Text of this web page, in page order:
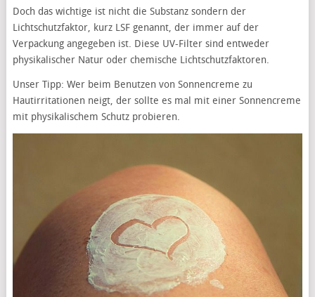
Doch das wichtige ist nicht die Substanz sondern der
Lichtschutzfaktor, kurz LSF genannt, der immer auf der
Verpackung angegeben ist. Diese UV-Filter sind entweder
physikalischer Natur oder chemische Lichtschutzfaktoren.
Unser Tipp: Wer beim Benutzen von Sonnencreme zu
Hautirritationen neigt, der sollte es mal mit einer Sonnencreme
mit physikalischem Schutz probieren.